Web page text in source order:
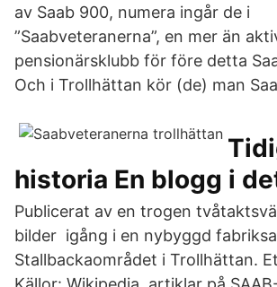
av Saab 900, numera ingår de i
”Saabveteranerna”, en mer än
pensionärsklubb för före detta
Och i Trollhättan kör (de) man
historia En blogg i
Publicerat av en trogen
bilder igång i en nybyggd
Stallbackaområdet i Trollhättan.